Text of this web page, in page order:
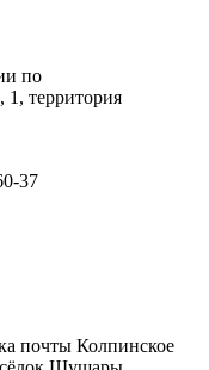
по
1, территория
37
почты Колпинское